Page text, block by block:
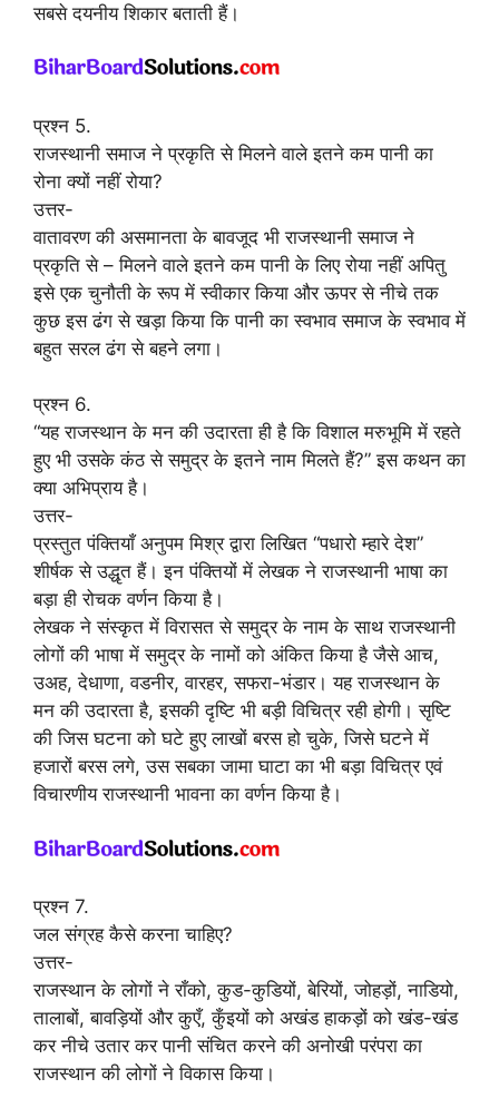
सबसे दयनीय शिकार बताती हैं।
प्रश्न 5.
राजस्थानी समाज ने प्रकृति से मिलने वाले इतने कम पानी का
रोना क्यों नहीं रोया?
उत्तर-
वातावरण की असमानता के बावजूद भी राजस्थानी समाज ने
प्रकृति से – मिलने वाले इतने कम पानी के लिए रोया नहीं अपितु
इसे एक चुनौती के रूप में स्वीकार किया और ऊपर से नीचे तक
कुछ इस ढंग से खड़ा किया कि पानी का स्वभाव समाज के स्वभाव में
बहुत सरल ढंग से बहने लगा।
प्रश्न 6.
“यह राजस्थान के मन की उदारता ही है कि विशाल मरुभूमि में रहते
हुए भी उसके कंठ से समुद्र के इतने नाम मिलते हैं?” इस कथन का
क्या अभिप्राय है।
उत्तर-
प्रस्तुत पंक्तियाँ अनुपम मिश्र द्वारा लिखित “पधारो म्हारे देश”
शीर्षक से उद्धृत हैं। इन पंक्तियों में लेखक ने राजस्थानी भाषा का
बड़ा ही रोचक वर्णन किया है।
लेखक ने संस्कृत में विरासत से समुद्र के नाम के साथ राजस्थानी
लोगों की भाषा में समुद्र के नामों को अंकित किया है जैसे आच,
उअह, देधाणा, वडनीर, वारहर, सफरा-भंडार। यह राजस्थान के
मन की उदारता है, इसकी दृष्टि भी बड़ी विचित्र रही होगी। सृष्टि
की जिस घटना को घटे हुए लाखों बरस हो चुके, जिसे घटने में
हजारों बरस लगे, उस सबका जामा घाटा का भी बड़ा विचित्र एवं
विचारणीय राजस्थानी भावना का वर्णन किया है।
प्रश्न 7.
जल संग्रह कैसे करना चाहिए?
उत्तर-
राजस्थान के लोगों ने राँको, कुड-कुडियों, बेरियों, जोहड़ों, नाडियो,
तालाबों, बावड़ियों और कुएँ, कुँइयों को अखंड हाकड़ों को खंड-खंड
कर नीचे उतार कर पानी संचित करने की अनोखी परंपरा का
राजस्थान की लोगों ने विकास किया।